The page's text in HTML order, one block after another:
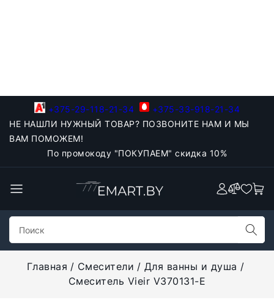
+375-29-118-21-34
+375-33-918-21-34
НЕ НАШЛИ НУЖНЫЙ ТОВАР? ПОЗВОНИТЕ НАМ И МЫ
ВАМ ПОМОЖЕМ!
По промокоду "ПОКУПАЕМ" скидка 10%
Главная Смесители
Для ванны и душа
Смеситель Vieir V370131-E